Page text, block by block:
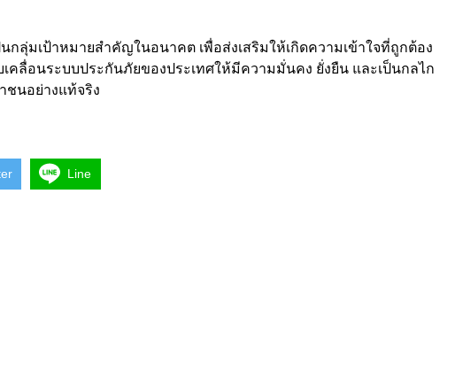
กลุ่มเป้าหมายสำคัญในอนาคต เพื่อส่งเสริมให้เกิดความเข้าใจที่ถูกต้อง
คลื่อนระบบประกันภัยของประเทศให้มีความมั่นคง ยั่งยืน และเป็นกลไก
นอย่างแท้จริง
Line